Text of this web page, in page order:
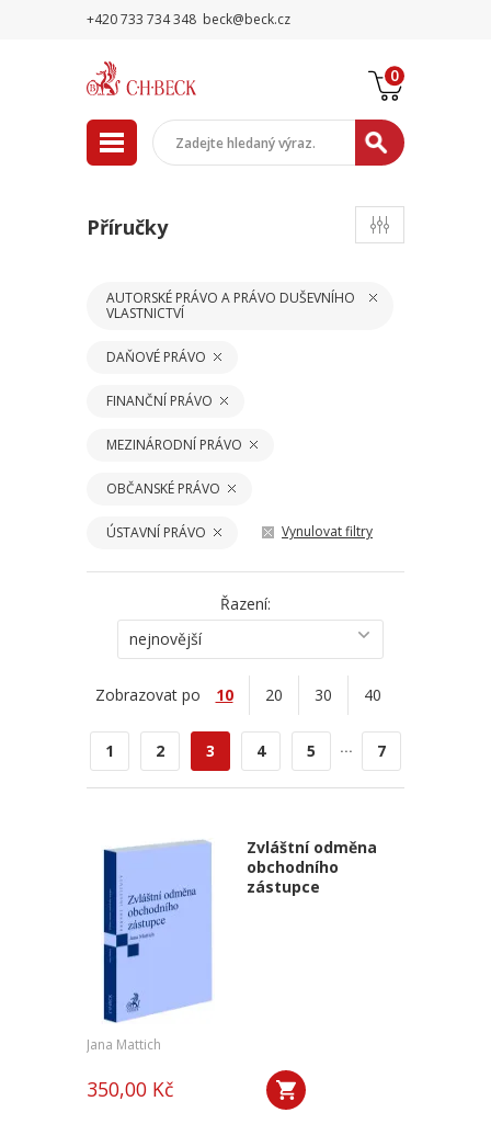
+420 733 734 348 beck@beck.cz
0
Příručky
AUTORSKÉ PRÁVO A PRÁVO DUŠEVNÍHO
VLASTNICTVÍ
DAŇOVÉ PRÁVO
FINANČNÍ PRÁVO
MEZINÁRODNÍ PRÁVO
OBČANSKÉ PRÁVO
ÚSTAVNÍ PRÁVO Vynulovat filtry
Řazení:
nejnovější
Zobrazovat po 10 20 30 40
1 2 3 4 5 ... 7
Zvláštní odměna
obchodního
zástupce
Jana Mattich
350,00 Kč